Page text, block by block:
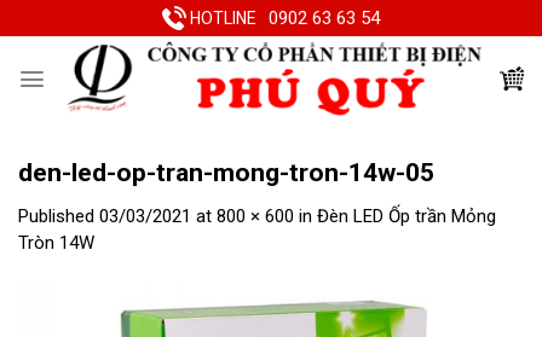
to
HOTLINE 0902 63 63 54
den-led-op-tran-mong-tron-14w-05
Published 03/03/2021 at 800 × 600 in Đèn LED Ốp trần Mỏng
Tròn 14W